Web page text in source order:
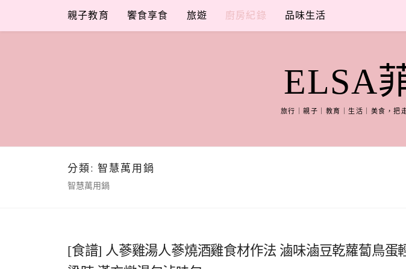
content
親子教育 饗食享食 旅遊 廚房紀錄 品味生活
ELSA
旅行｜親子｜教育｜生活｜美食，把
分類: 智慧萬用鍋
智慧萬用鍋
[食譜] 人蔘雞湯人蔘燒酒雞食材作法 滷味滷豆乾蘿蔔鳥蛋